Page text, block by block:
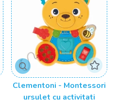
Clementoni - Montessori
ursulet cu activitati